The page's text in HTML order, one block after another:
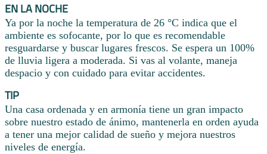
EN LA NOCHE
Ya por la noche la temperatura de 26 °C indica que el
ambiente es sofocante, por lo que es recomendable
resguardarse y buscar lugares frescos. Se espera un 100%
de lluvia ligera a moderada. Si vas al volante, maneja
despacio y con cuidado para evitar accidentes.
TIP
Una casa ordenada y en armonía tiene un gran impacto
sobre nuestro estado de ánimo, mantenerla en orden ayuda
a tener una mejor calidad de sueño y mejora nuestros
niveles de energía.